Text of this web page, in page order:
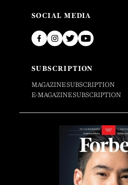
SOCIAL MEDIA
SUBSCRIPTION
MAGAZINE SUBSCRIPTION
E-MAGAZINE SUBSCRIPTION